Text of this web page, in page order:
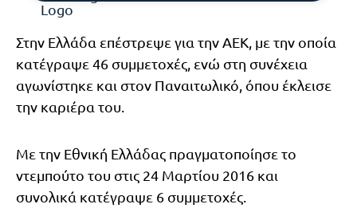
Στην Ελλάδα επέστρεψε για την ΑΕΚ, με την οποία
κατέγραψε 46 συμμετοχές, ενώ στη συνέχεια
αγωνίστηκε και στον Παναιτωλικό, όπου έκλεισε
την καριέρα του.
Με την Εθνική Ελλάδας πραγματοποίησε το
ντεμπούτο του στις 24 Μαρτίου 2016 και
συνολικά κατέγραψε 6 συμμετοχές.